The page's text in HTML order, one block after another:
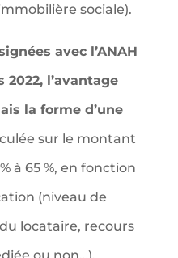
sociale).
avec l’ANAH
2022, l’avantage
la forme d’une
sur le montant
à 65 %, en fonction
(niveau de
locataire, recours